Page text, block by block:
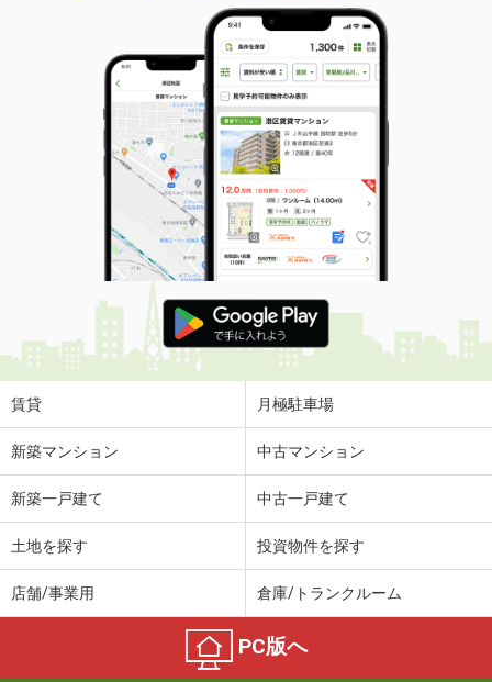
賃貸 月極駐車場
新築マンション 中古マンション
新築一戸建て 中古一戸建て
土地を探す 投資物件を探す
店舗/事業用 倉庫/トランクルーム
PC版へ